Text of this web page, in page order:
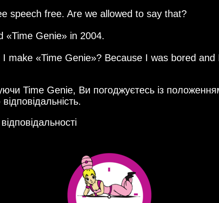
speech free. Are we allowed to say that?
Time Genie in 2004.
I make Time Genie ? Because I was bored and
Time Genie, Ви погоджуєтесь із